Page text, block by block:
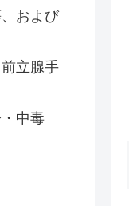
および
立腺手
中毒